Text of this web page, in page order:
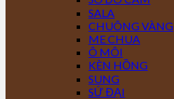
SALA
CHUÔNG VÀNG
ME CHUA
Ô MÔI
KÈN HỒNG
SUNG
SỨ ĐẠI